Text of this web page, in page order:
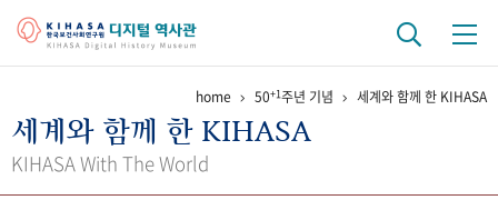
걸어온 길 기관 변천사 역대 기관장
home 50+1주년 기념 세계와 함께 한 KIHASA
세계와 함께 한 KIHASA
KIHASA With The World